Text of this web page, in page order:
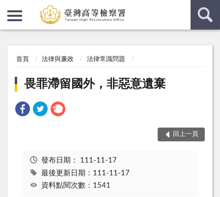
首頁 法律與廉政 法律常識問題
畏罪滯留國外，非惡意遺棄
回上一頁
發布日期： 111-11-17
最後更新日期：111-11-17
資料點閱次數：1541